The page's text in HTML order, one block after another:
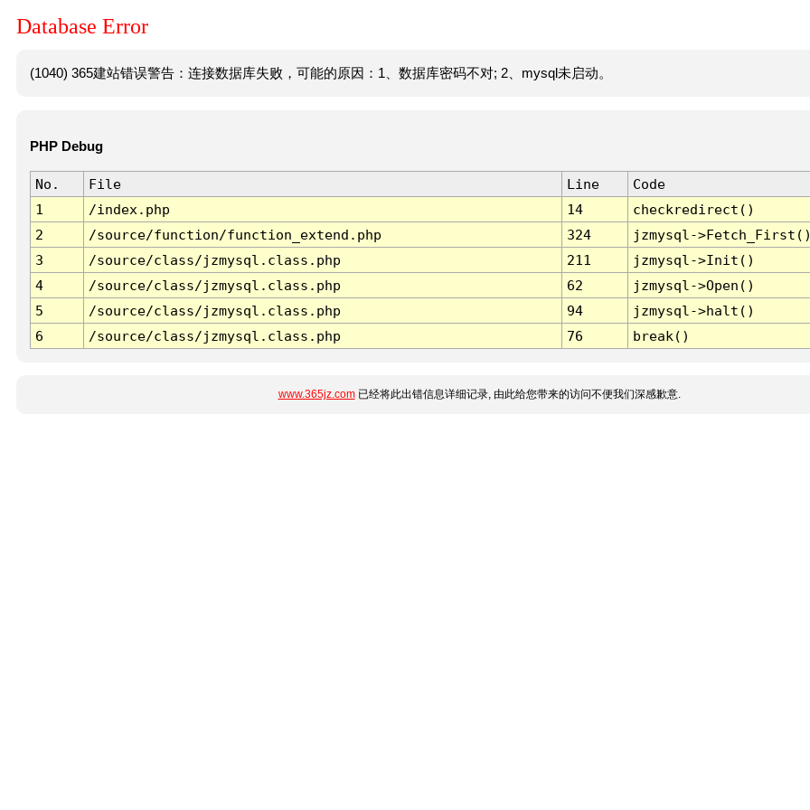
Database Error
(1040) 365建站错误警告：连接数据库失败，可能的原因：1、数据库密码不对; 2、mysql未启动。
PHP Debug
No. File Line
Code
1
/index.php 14
checkredirect()
2
/source/function/function_extend.php 324
jzmysql-
3
/source/class/jzmysql.class.php 211
jzmysql->Init()
4
/source/class/jzmysql.class.php 62
jzmysql->Open()
5
/source/class/jzmysql.class.php 94
jzmysql->halt()
6
/source/class/jzmysql.class.php 76 break()
www.365jz.com已经将此出错信息详细记录, 由此给您带来的访问不便我们深感歉意.